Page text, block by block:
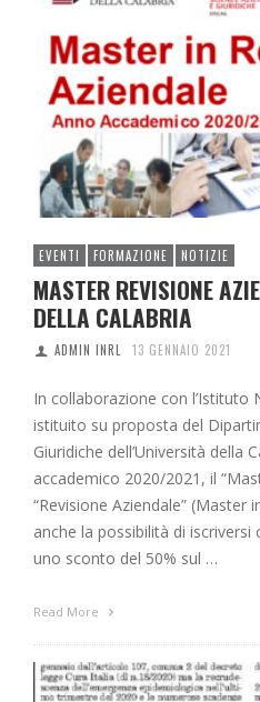
EVENTI FORMAZIONE NOTIZIE
MASTER REVISIONE
DELLA CALABRIA
ADMIN INRL 13 GENNAIO 2021
In collaborazione con l’Istituto
istituito su proposta del
Giuridiche dell’Università della
accademico 2020/2021, il
“Revisione Aziendale” (Master
anche la possibilità di
uno sconto del 50% sul …
Read More